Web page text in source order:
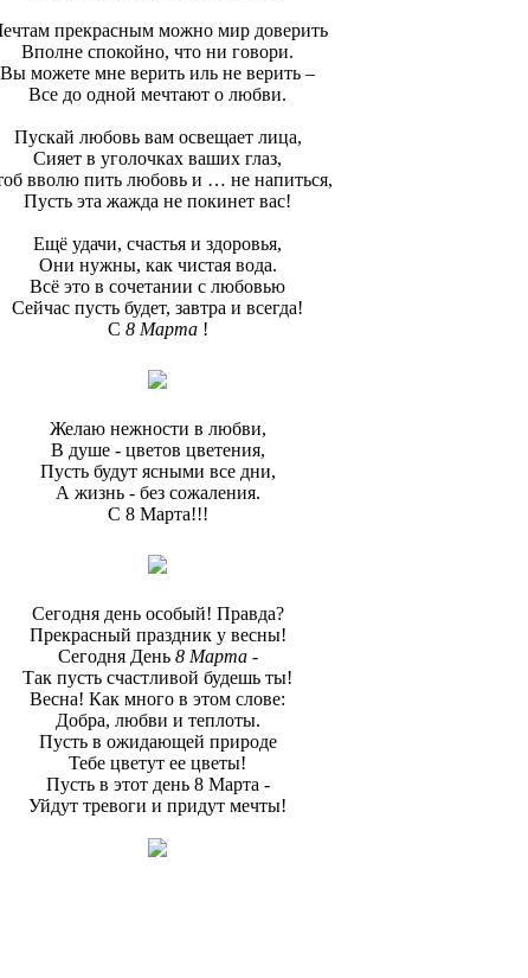
прекрасным можно мир доверить
Вполне спокойно, что ни говори.
Вы можете мне верить иль не верить –
Все до одной мечтают о любви.
Пускай любовь вам освещает лица,
Сияет в уголочках ваших глаз,
вволю пить любовь и … не напиться,
Пусть эта жажда не покинет вас!
Ещё удачи, счастья и здоровья,
Они нужны, как чистая вода.
Всё это в сочетании с любовью
Сейчас пусть будет, завтра и всегда!
С 8 Марта!
Желаю нежности в любви,
В душе - цветов цветения,
Пусть будут ясными все дни,
А жизнь - без сожаления.
С 8 Марта!!!
Сегодня день особый! Правда?
Прекрасный праздник у весны!
Сегодня День 8 Марта-
Так пусть счастливой будешь ты!
Весна! Как много в этом слове:
Добра, любви и теплоты.
Пусть в ожидающей природе
Тебе цветут ее цветы!
Пусть в этот день 8 Марта -
Уйдут тревоги и придут мечты!